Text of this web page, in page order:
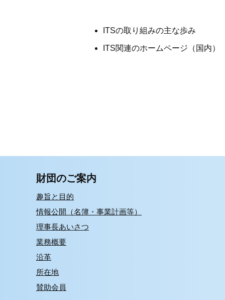
ITSの取り組みの主な歩み
ITS関連のホームページ（国内）
財団のご案内
趣旨と目的
情報公開（名簿・事業計画等）
理事長あいさつ
業務概要
沿革
所在地
賛助会員